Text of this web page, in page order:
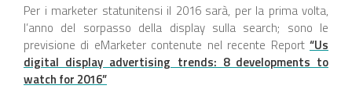
Per i marketer statunitensi il 2016 sarà, per la prima volta,
l’anno del sorpasso della display sulla search; sono le
previsione di eMarketer contenute nel recente Report “Us
digital display advertising trends: 8 developments to
watch for 2016”